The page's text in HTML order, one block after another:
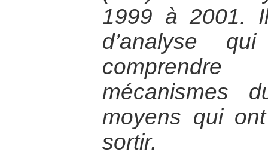
1999 à 2001.
d’analyse
mécanismes
moyens qui
sortir.